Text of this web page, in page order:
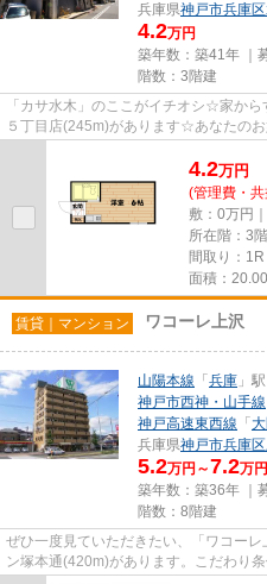
兵庫県神戸市兵庫区
4.2万円
築年数：築41年 ｜
階数：3階建
「カサ水木」のここがイチオシ☆家か
５丁目店(245m)があります☆あなたの
4.2万円
(管理費・
敷：0万円
所在階：3階
間取り：1R
面積：
賃貸｜マンション ワコーレ上沢
山陽本線 「 兵庫 」
神戸市西神・山手線
神戸高速東西線 「
兵庫県神戸市兵庫区
5.2万円～7.2万円
築年数：築36年 ｜
階数：8階建
ぜひ一度見ていただきたい、「ワコー
ン塚本通(420m)があります。こだわり